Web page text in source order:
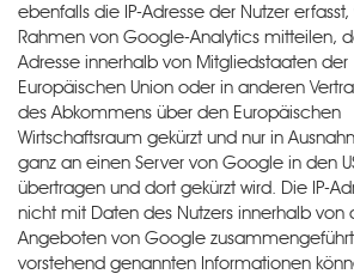
ebenfalls die IP-Adresse der Nutzer
Rahmen von Google-Analytics mitteilen,
Adresse innerhalb von Mitgliedstaaten der
Europäischen Union oder in anderen
des Abkommens über den Europäischen
Wirtschaftsraum gekürzt und nur in
ganz an einen Server von Google in den
übertragen und dort gekürzt wird. Die IP-
nicht mit Daten des Nutzers innerhalb von
Angeboten von Google
vorstehend genannten Informationen